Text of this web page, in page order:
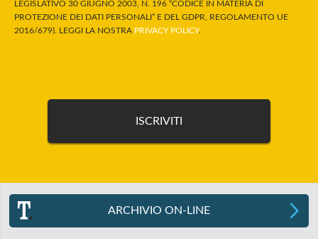
LEGISLATIVO 30 GIUGNO 2003, N. 196 “CODICE IN MATERIA DI
PROTEZIONE DEI DATI PERSONALI” E DEL GDPR, REGOLAMENTO UE
2016/679). LEGGI LA NOSTRA PRIVACY POLICY.
ARCHIVIO ON-LINE